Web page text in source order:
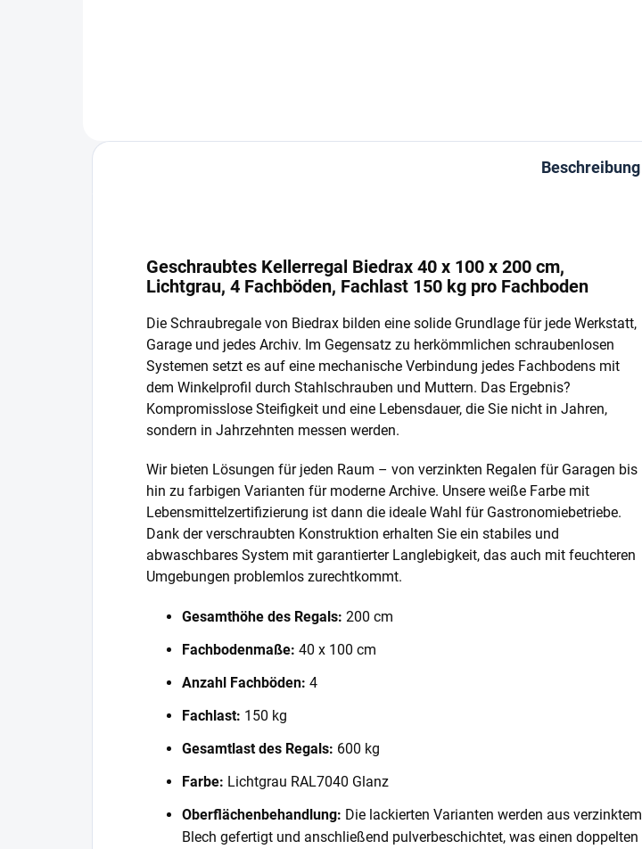
Beschreibung
Geschraubtes Kellerregal Biedrax 40 x 100 x 200 cm,
Lichtgrau, 4 Fachböden, Fachlast 150 kg pro Fachboden
Die Schraubregale von Biedrax bilden eine solide Grundlage für jede Werkstatt,
Garage und jedes Archiv. Im Gegensatz zu herkömmlichen schraubenlosen
Systemen setzt es auf eine mechanische Verbindung jedes Fachbodens mit
dem Winkelprofil durch Stahlschrauben und Muttern. Das Ergebnis?
Kompromisslose Steifigkeit und eine Lebensdauer, die Sie nicht in Jahren,
sondern in Jahrzehnten messen werden.
Wir bieten Lösungen für jeden Raum – von verzinkten Regalen für Garagen bis
hin zu farbigen Varianten für moderne Archive. Unsere weiße Farbe mit
Lebensmittelzertifizierung ist dann die ideale Wahl für Gastronomiebetriebe.
Dank der verschraubten Konstruktion erhalten Sie ein stabiles und
abwaschbares System mit garantierter Langlebigkeit, das auch mit feuchteren
Umgebungen problemlos zurechtkommt.
Gesamthöhe des Regals: 200 cm
Fachbodenmaße: 40 x 100 cm
Anzahl Fachböden: 4
Fachlast: 150 kg
Gesamtlast des Regals: 600 kg
Farbe: Lichtgrau RAL7040 Glanz
Oberflächenbehandlung: Die lackierten Varianten werden aus verzinktem
Blech gefertigt und anschließend pulverbeschichtet, was einen doppelten